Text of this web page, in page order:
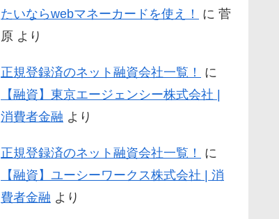
たいならwebマネーカードを使え！
に 菅
原 より
正規登録済のネット融資会社一覧！
に
【融資】東京エージェンシー株式会社 |
消費者金融 より
正規登録済のネット融資会社一覧！
に
【融資】ユーシーワークス株式会社 | 消
費者金融 より